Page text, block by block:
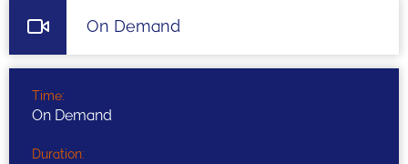
On Demand
Time:
On Demand
Duration: